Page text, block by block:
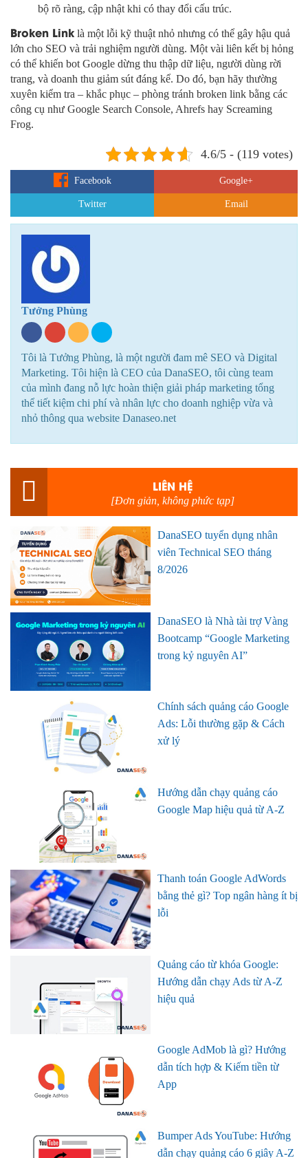
bộ rõ ràng, cập nhật khi có thay đổi cấu trúc.
Broken Link là một lỗi kỹ thuật nhỏ nhưng có thể gây hậu quả
lớn cho SEO và trải nghiệm người dùng. Một vài liên kết bị hỏng
có thể khiến bot Google dừng thu thập dữ liệu, người dùng rời
trang, và doanh thu giảm sút đáng kể. Do đó, bạn hãy thường
xuyên kiểm tra – khắc phục – phòng tránh broken link bằng các
công cụ như Google Search Console, Ahrefs hay Screaming
Frog.
4.6/5 - (119 votes)
Facebook Google+
Twitter Email
Tưởng Phùng
Tôi là Tưởng Phùng, là một người đam mê SEO và Digital
Marketing. Tôi hiện là CEO của DanaSEO, tôi cùng team
của mình đang nỗ lực hoàn thiện giải pháp marketing tổng
thể tiết kiệm chi phí và nhân lực cho doanh nghiệp vừa và
nhỏ thông qua website Danaseo.net
LIÊN HỆ
[Đơn giản, không phức tạp]
DanaSEO tuyển dụng nhân
viên Technical SEO tháng
8/2026
DanaSEO là Nhà tài trợ Vàng
Bootcamp “Google Marketing
trong kỷ nguyên AI”
Chính sách quảng cáo Google
Ads: Lỗi thường gặp & Cách
xử lý
Hướng dẫn chạy quảng cáo
Google Map hiệu quả từ A-Z
Thanh toán Google AdWords
bằng thẻ gì? Top ngân hàng ít bị
lỗi
Quảng cáo từ khóa Google:
Hướng dẫn chạy Ads từ A-Z
hiệu quả
Google AdMob là gì? Hướng
dẫn tích hợp & Kiếm tiền từ
App
Bumper Ads YouTube: Hướng
dẫn chạy quảng cáo 6 giây A-Z